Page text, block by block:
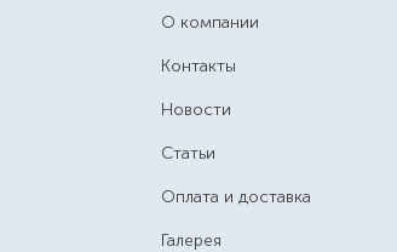
О компании
Контакты
Новости
Статьи
Оплата и доставка
Галерея